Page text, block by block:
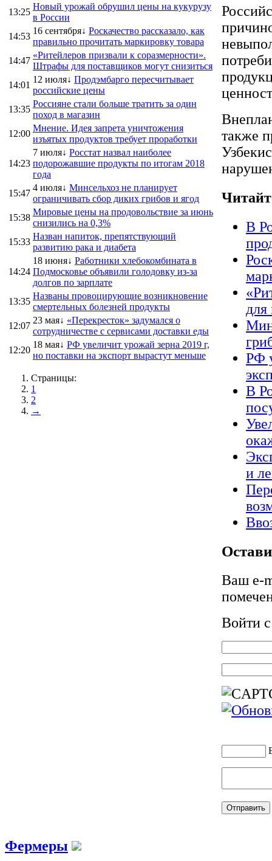
13:25
Новый урожай обрушил цены на кукурузу
в России
14:53
16 сентября↓ Роскачество рассказало, как
правильно прочитать маркировку товара
14:47
«Ритейлеров призвали к соразмерности».
Штрафы для поставщиков могут снизиться
14:01
12 июля↓ Продэмбарго пересчитывает
российские цены
13:35
Россияне стали больше тратить за один
поход в магазин
12:00
Мнение. Идея запрета уничтожения
изъятых продуктов требует проработки
14:23
7 июля↓ Росстат назвал наиболее
подорожавшие продукты по итогам 2018
года
15:47
4 июля↓ Минсельхоз не планирует
ограничивать сбор диких грибов и ягод
15:38
Мировые цены на продовольствие за июнь
снизились на 0,3%
15:33
Назван напиток, препятствующий
развитию рака и диабета
14:24
18 июня↓ Работники хлебокомбината в
Подмосковье объявили голодовку из-за
долгов по зарплате
13:35
Названы провоцирующие возникновение
смертельных болезней продукты
12:07
23 мая↓ «Перекресток» задумался о
сотрудничестве с сервисами доставки еды
12:20
18 мая↓ РФ увеличит урожай зерна 2019 г,
но поставки на экспорт вырастут меньше
Страницы:
1
2
→
также
В
для
РФ
В
и
Ваш e-
Войти
Фермеры